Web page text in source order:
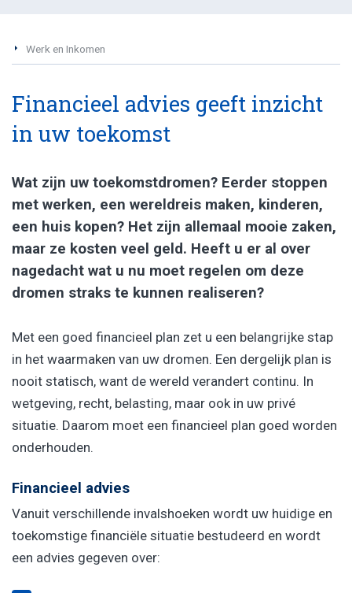
Werk en Inkomen
Financieel advies geeft inzicht
in uw toekomst
Wat zijn uw toekomstdromen? Eerder stoppen
met werken, een wereldreis maken, kinderen,
een huis kopen? Het zijn allemaal mooie zaken,
maar ze kosten veel geld. Heeft u er al over
nagedacht wat u nu moet regelen om deze
dromen straks te kunnen realiseren?
Met een goed financieel plan zet u een belangrijke stap
in het waarmaken van uw dromen. Een dergelijk plan is
nooit statisch, want de wereld verandert continu. In
wetgeving, recht, belasting, maar ook in uw privé
situatie. Daarom moet een financieel plan goed worden
onderhouden.
Financieel advies
Vanuit verschillende invalshoeken wordt uw huidige en
toekomstige financiële situatie bestudeerd en wordt
een advies gegeven over: